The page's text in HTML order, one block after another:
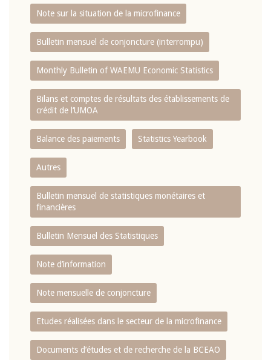
Note sur la situation de la microfinance
Bulletin mensuel de conjoncture (interrompu)
Monthly Bulletin of WAEMU Economic Statistics
Bilans et comptes de résultats des établissements de
crédit de l‘UMOA
Balance des paiements Statistics Yearbook
Autres
Bulletin mensuel de statistiques monétaires et
financières
Bulletin Mensuel des Statistiques
Note d’information
Note mensuelle de conjoncture
Etudes réalisées dans le secteur de la microfinance
Documents d’études et de recherche de la BCEAO